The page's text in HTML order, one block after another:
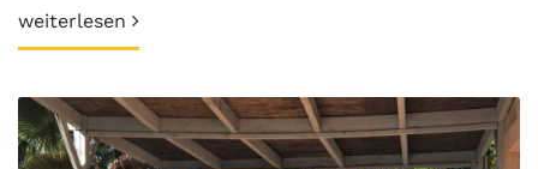
weiterlesen